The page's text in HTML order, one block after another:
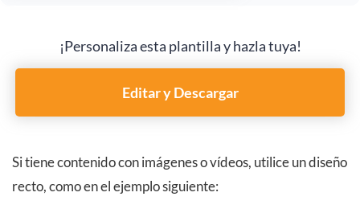
¡Personaliza esta plantilla y hazla tuya!
Editar y Descargar
Si tiene contenido con imágenes o vídeos, utilice un diseño
recto, como en el ejemplo siguiente: